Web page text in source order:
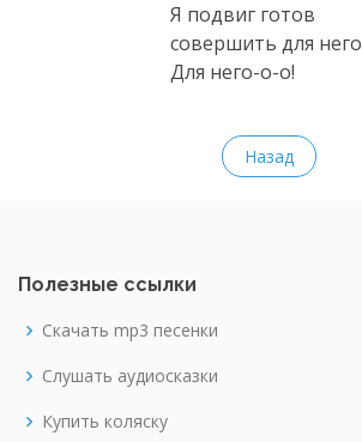
Я подвиг готов
совершить для него
Для него-о-о!
Назад
Полезные ссылки
Скачать mp3 песенки
Слушать аудиосказки
Купить коляску